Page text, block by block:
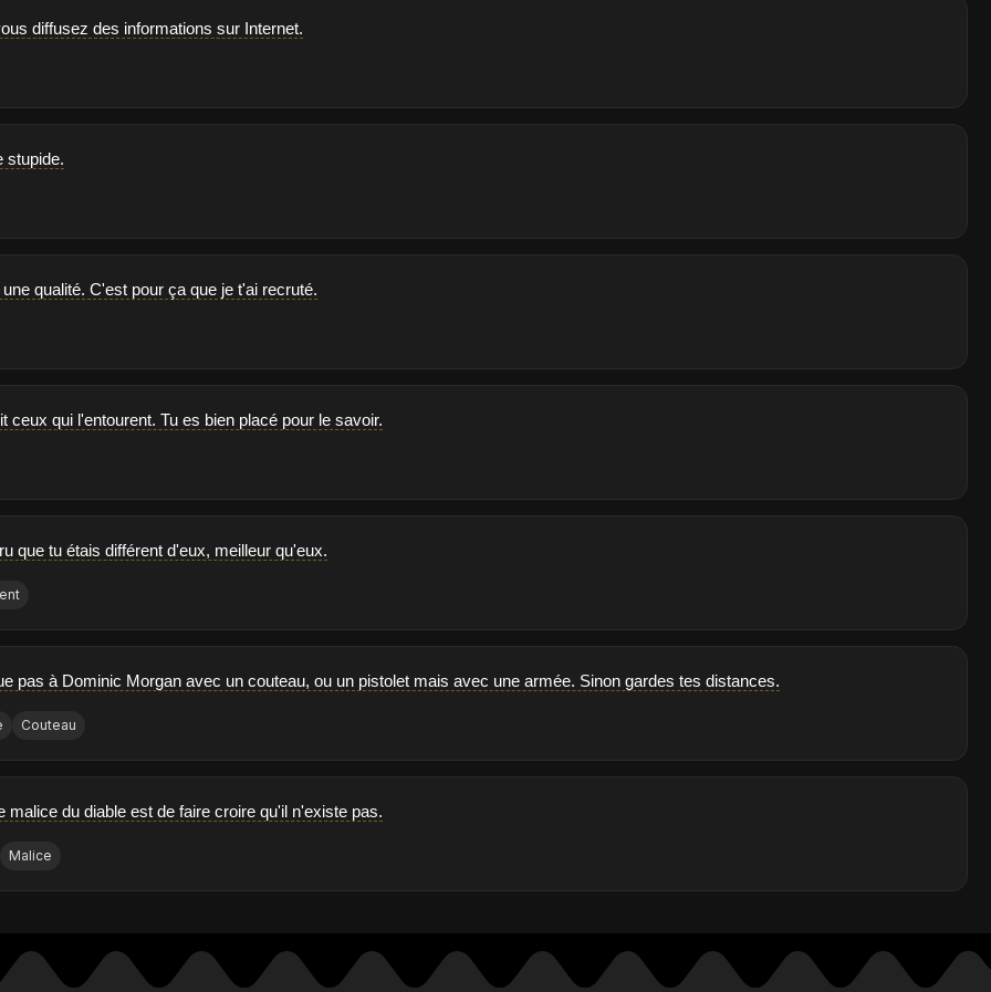
diffusez des informations sur Internet.
stupide.
qualité. C'est pour ça que je t'ai recruté.
ceux qui l'entourent. Tu es bien placé pour le savoir.
que tu étais différent d'eux, meilleur qu'eux.
pas à Dominic Morgan avec un couteau, ou un pistolet mais avec une armée. Sinon gardes tes distances.
Couteau
malice du diable est de faire croire qu'il n'existe pas.
Malice